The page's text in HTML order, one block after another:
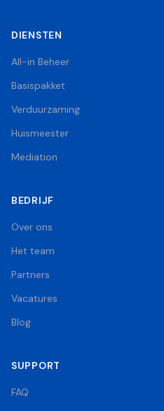
DIENSTEN
All-in Beheer
Basispakket
Verduurzaming
Huismeester
Mediation
BEDRIJF
Over ons
Het team
Partners
Vacatures
Blog
SUPPORT
FAQ